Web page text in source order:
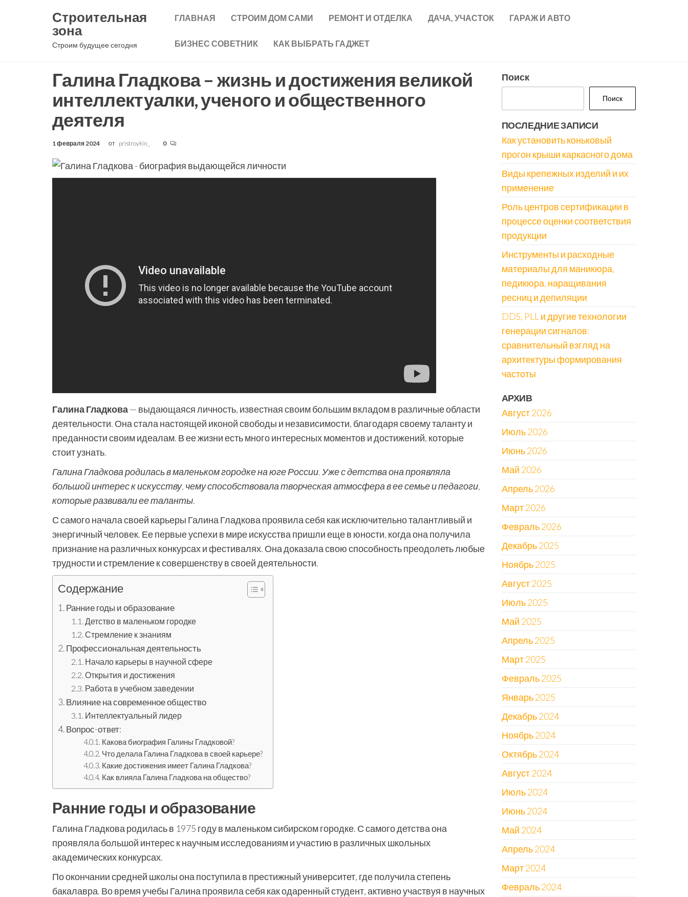
содержимому
Строительная
зона
Строим будущее сегодня
ГЛАВНАЯ СТРОИМ ДОМ САМИ РЕМОНТ И ОТДЕЛКА ДАЧА, УЧАСТОК ГАРАЖ И АВТО
БИЗНЕС СОВЕТНИК КАК ВЫБРАТЬ ГАДЖЕТ
Галина Гладкова – жизнь и достижения великой
интеллектуалки, ученого и общественного
деятеля
1 февраля 2024 от pristroykin_ 0
Галина Гладкова— выдающаяся личность, известная своим большим вкладом в различные области
деятельности. Она стала настоящей иконой свободы и независимости, благодаря своему таланту и
преданности своим идеалам. В ее жизни есть много интересных моментов и достижений, которые
стоит узнать.
Галина Гладкова родилась в маленьком городке на юге России. Уже с детства она проявляла
большой интерес к искусству, чему способствовала творческая атмосфера в ее семье и педагоги,
которые развивали ее таланты.
С самого начала своей карьеры Галина Гладкова проявила себя как исключительно талантливый и
энергичный человек. Ее первые успехи в мире искусства пришли еще в юности, когда она получила
признание на различных конкурсах и фестивалях. Она доказала свою способность преодолеть любые
трудности и стремление к совершенству в своей деятельности.
Содержание
Ранние годы и образование
Детство в маленьком городке
Стремление к знаниям
Профессиональная деятельность
Начало карьеры в научной сфере
Открытия и достижения
Работа в учебном заведении
Влияние на современное общество
Интеллектуальный лидер
Вопрос-ответ:
Какова биография Галины Гладковой?
Что делала Галина Гладкова в своей карьере?
Какие достижения имеет Галина Гладкова?
Как влияла Галина Гладкова на общество?
Ранние годы и образование
Галина Гладкова родилась в 1975 году в маленьком сибирском городке. С самого детства она
проявляла большой интерес к научным исследованиям и участию в различных школьных
академических конкурсах.
По окончании средней школы она поступила в престижный университет, где получила степень
бакалавра. Во время учебы Галина проявила себя как одаренный студент, активно участвуя в научных
Поиск
Поиск
ПОСЛЕДНИЕ ЗАПИСИ
Как установить коньковый
прогон крыши каркасного дома
Виды крепежных изделий и их
применение
Роль центров сертификации в
процессе оценки соответствия
продукции
Инструменты и расходные
материалы для маникюра,
педикюра, наращивания
ресниц и депиляции
DDS, PLL и другие технологии
генерации сигналов:
сравнительный взгляд на
архитектуры формирования
частоты
АРХИВ
Август 2026
Июль 2026
Июнь 2026
Май 2026
Апрель 2026
Март 2026
Февраль 2026
Декабрь 2025
Ноябрь 2025
Август 2025
Июль 2025
Май 2025
Апрель 2025
Март 2025
Февраль 2025
Январь 2025
Декабрь 2024
Ноябрь 2024
Октябрь 2024
Август 2024
Июль 2024
Июнь 2024
Май 2024
Апрель 2024
Март 2024
Февраль 2024